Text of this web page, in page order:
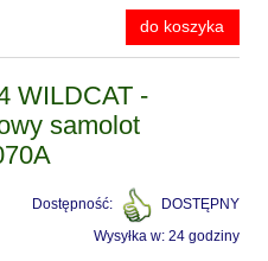
do koszyka
WILDCAT -
samolot
Dostępność:
DOSTĘPNY
Wysyłka w: 24 godziny